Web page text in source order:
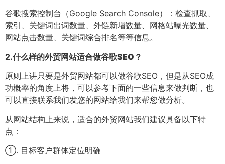
谷歌搜索控制台（Google Search Console）：检查抓取、
索引、关键词出词数量、外链新增数量、网格站曝光数量、
网站点击数量、关键词综合排名等等信息。
2.什么样的外贸网站适合做谷歌SEO？
原则上讲只要是外贸网站都可以做谷歌SEO，但是从SEO成
功概率的角度上将，可以参考下面的一些信息来做判断，也
可以直接联系我们发您的网站给我们来帮您做分析。
从网站结构上来说，适合的外贸网站我们建议具备以下特
点：
①. 目标客户群体定位明确